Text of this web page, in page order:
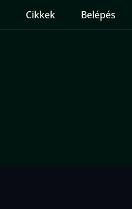
Cikkek Belépés